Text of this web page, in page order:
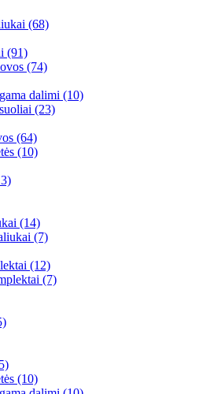
(68)
(91)
(74)
dalimi (10)
(23)
(64)
(10)
(14)
(7)
(12)
(7)
(10)